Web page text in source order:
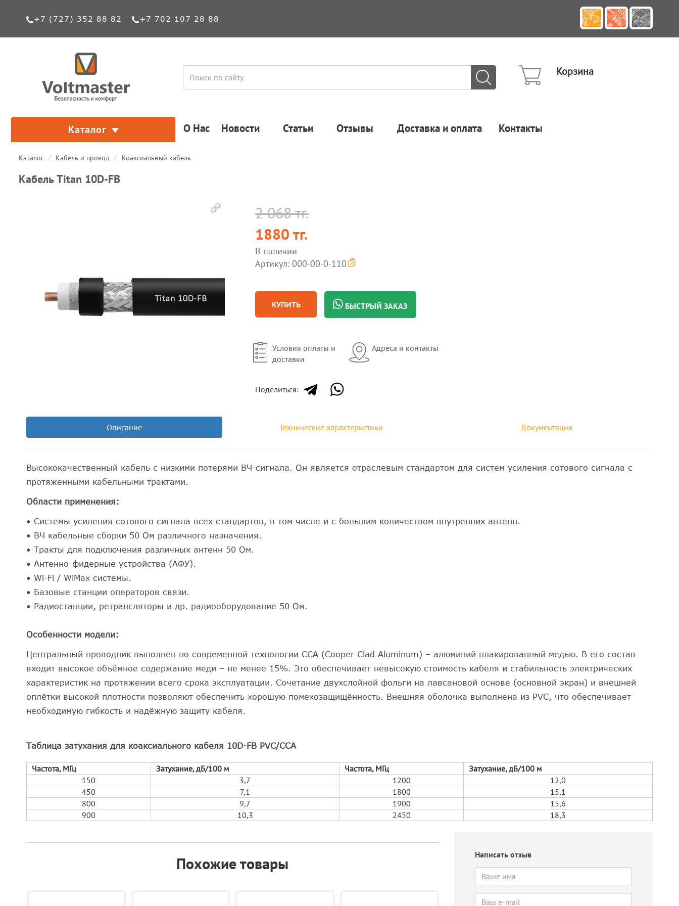
+7 (727) 352 88 82 +7 702 107 28 88
Корзина
Каталог О Нас Новости Статьи Отзывы Доставка и оплата Контакты
Каталог Кабель и провод Коаксиальный кабель
Кабель Titan 10D-FB
2 068 тг.
1880 тг.
В наличии
Артикул: 000-00-0-110
КУПИТЬ БЫСТРЫЙ ЗАКАЗ
Условия оплаты и
доставки
Адреса и контакты
Поделиться:
Описание Технические характеристики Документация
Высококачественный кабель с низкими потерями ВЧ-сигнала. Он является отраслевым стандартом для систем усиления сотового сигнала с
протяженными кабельными трактами.
Области применения:
• Системы усиления сотового сигнала всех стандартов, в том числе и с большим количеством внутренних антенн.
• ВЧ кабельные сборки 50 Ом различного назначения.
• Тракты для подключения различных антенн 50 Ом.
• Антенно-фидерные устройства (АФУ).
• Wi-Fi / WiMax системы.
• Базовые станции операторов связи.
• Радиостанции, ретрансляторы и др. радиооборудование 50 Ом.
Особенности модели:
Центральный проводник выполнен по современной технологии CCA (Cooper Clad Aluminum) – алюминий плакированный медью. В его состав
входит высокое объёмное содержание меди – не менее 15%. Это обеспечивает невысокую стоимость кабеля и стабильность электрических
характеристик на протяжении всего срока эксплуатации. Сочетание двухслойной фольги на лавсановой основе (основной экран) и внешней
оплётки высокой плотности позволяют обеспечить хорошую помехозащищённость. Внешняя оболочка выполнена из PVC, что обеспечивает
необходимую гибкость и надёжную защиту кабеля.
Таблица затухания для коаксиального кабеля 10D-FB PVC/CCA
Частота, МГц Затухание, дБ/100 м Частота, МГц
Затухание, дБ/100 м
150
3,7 1200
12,0
450
7,1 1800
15,1
800
9,7 1900
15,6
900
10,3 2450 18,3
Похожие товары Написать отзыв